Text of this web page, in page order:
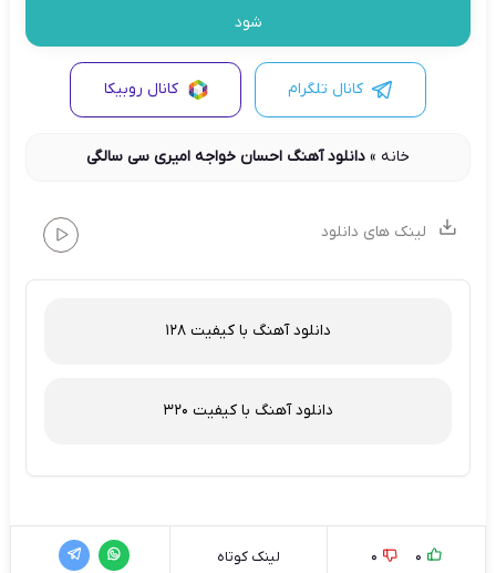
شود
کانال تلگرام کانال روبیکا
خانه» دانلود آهنگ احسان خواجه امیری سی سالگی
لینک های دانلود
دانلود آهنگ با کیفیت 128
دانلود آهنگ با کیفیت 320
0
0 لینک کوتاه